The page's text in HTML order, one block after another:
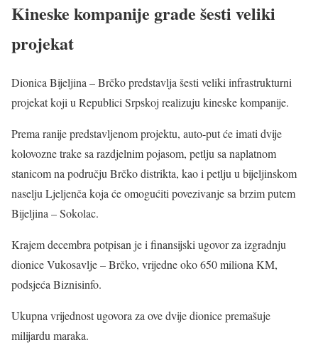
Kineske kompanije grade šesti veliki
projekat
Dionica Bijeljina – Brčko predstavlja šesti veliki infrastrukturni
projekat koji u Republici Srpskoj realizuju kineske kompanije.
Prema ranije predstavljenom projektu, auto-put će imati dvije
kolovozne trake sa razdjelnim pojasom, petlju sa naplatnom
stanicom na području Brčko distrikta, kao i petlju u bijeljinskom
naselju Ljeljenča koja će omogućiti povezivanje sa brzim putem
Bijeljina – Sokolac.
Krajem decembra potpisan je i finansijski ugovor za izgradnju
dionice Vukosavlje – Brčko, vrijedne oko 650 miliona KM,
podsjeća Biznisinfo.
Ukupna vrijednost ugovora za ove dvije dionice premašuje
milijardu maraka.